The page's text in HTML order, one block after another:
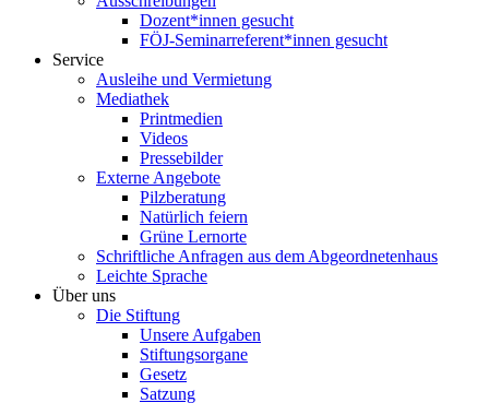
Dozent*innen gesucht
FÖJ-Seminarreferent*innen gesucht
Service
Ausleihe und Vermietung
Mediathek
Printmedien
Videos
Pressebilder
Externe Angebote
Pilzberatung
Natürlich feiern
Grüne Lernorte
Schriftliche Anfragen aus dem Abgeordnetenhaus
Leichte Sprache
Über uns
Die Stiftung
Unsere Aufgaben
Stiftungsorgane
Gesetz
Satzung